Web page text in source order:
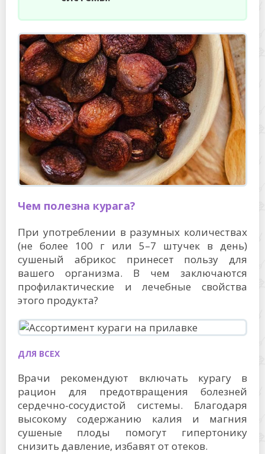
Чем полезна курага?
При употреблении в разумных количествах
(не более 100 г или 5–7 штучек в день)
сушеный абрикос принесет пользу для
вашего организма. В чем заключаются
профилактические и лечебные свойства
этого продукта?
ДЛЯ ВСЕХ
Врачи рекомендуют включать курагу в
рацион для предотвращения болезней
сердечно-сосудистой системы. Благодаря
высокому содержанию калия и магния
сушеные плоды помогут гипертонику
снизить давление, избавят от отеков.